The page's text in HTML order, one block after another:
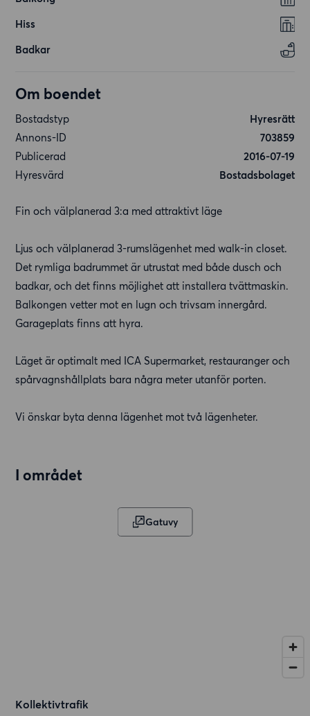
Hiss
Badkar
Om boendet
Bostadstyp
Hyresrätt
Annons-ID
703859
Publicerad
2016-07-19
Hyresvärd
Bostadsbolaget
Fin och välplanerad 3:a med attraktivt läge
Ljus och välplanerad 3-rumslägenhet med walk-in closet.
Det rymliga badrummet är utrustat med både dusch och
badkar, och det finns möjlighet att installera tvättmaskin.
Balkongen vetter mot en lugn och trivsam innergård.
Garageplats finns att hyra.
Läget är optimalt med ICA Supermarket, restauranger och
spårvagnshållplats bara några meter utanför porten.
Vi önskar byta denna lägenhet mot två lägenheter.
I området
Gatuvy
Kollektivtrafik